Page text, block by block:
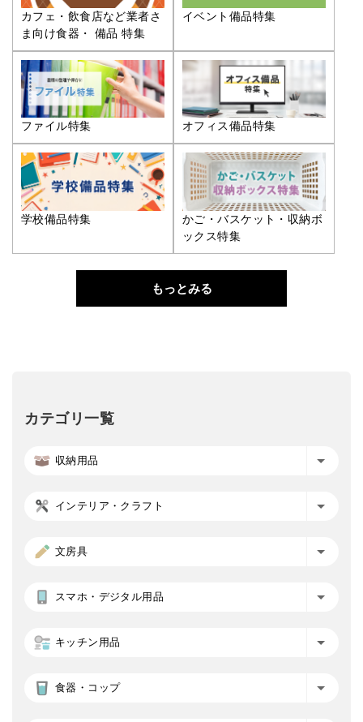
カフェ・飲食店など業者さ
ま向け食器・ 備品 特集
イベント備品特集
ファイル特集 オフィス備品特集
学校備品特集
かご・バスケット・収納ボ
ックス特集
もっとみる
カテゴリ一覧
収納用品
インテリア・クラフト
文房具
スマホ・デジタル用品
キッチン用品
食器・コップ